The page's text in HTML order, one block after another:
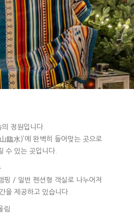
정원입니다.
臨水)’에 완벽히 들어맞는 곳으로
수 있는 곳입니다.
/ 일반 펜션형 객실로 나누어져
을 제공하고 있습니다.
림